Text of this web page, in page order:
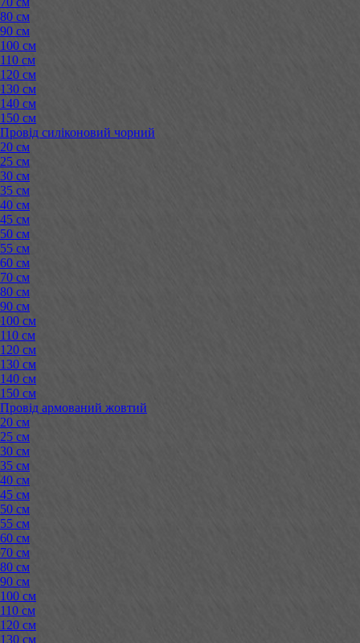
80 см
90 см
100 см
110 см
120 см
130 см
140 см
150 см
Провід силіконовий чорний
20 см
25 см
30 см
35 см
40 см
45 см
50 см
55 см
60 см
70 см
80 см
90 см
100 см
110 см
120 см
130 см
140 см
150 см
Провід армований жовтий
20 см
25 см
30 см
35 см
40 см
45 см
50 см
55 см
60 см
70 см
80 см
90 см
100 см
110 см
120 см
130 см